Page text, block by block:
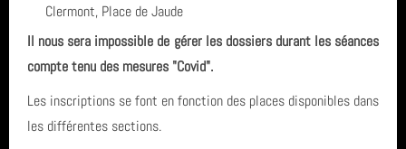
Clermont, Place de Jaude
Il nous sera impossible de gérer les dossiers durant les séances
compte tenu des mesures "Covid".
Les inscriptions se font en fonction des places disponibles dans
les différentes sections.